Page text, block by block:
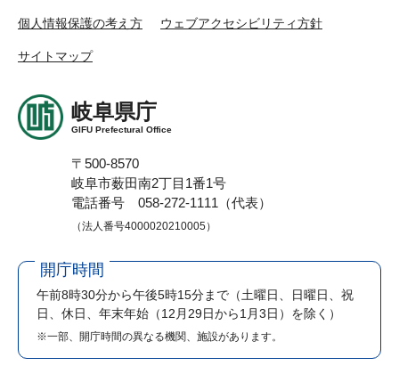
個人情報保護の考え方 ウェブアクセシビリティ方針
サイトマップ
岐阜県庁
GIFU Prefectural Office
〒500-8570
岐阜市薮田南2丁目1番1号
電話番号 058-272-1111（代表）
（法人番号4000020210005）
開庁時間
午前8時30分から午後5時15分まで （土曜日、日曜日、祝
日、休日、年末年始（12月29日から1月3日）を除く）
※一部、開庁時間の異なる機関、施設があります。